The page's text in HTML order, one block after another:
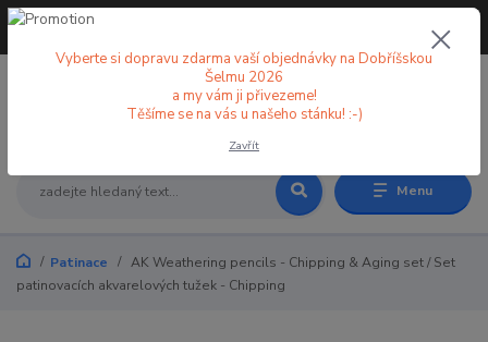
Menu
+420 773 998 582
Patinace
AK Weathering pencils - Chipping & Aging set / Set
patinovacích akvarelových tužek - Chipping
Vyberte si dopravu zdarma vaší objednávky na Dobříšskou
Šelmu 2026
a my vám ji přivezeme!
Těšíme se na vás u našeho stánku! :-)
Zavřít